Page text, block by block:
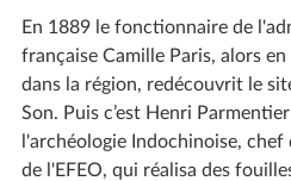
En 1889 le fonctionnaire de
française Camille Paris, alors
dans la région, redécouvrit le
Son. Puis c’est Henri
l'archéologie Indochinoise, chef
de l'EFEO, qui réalisa des